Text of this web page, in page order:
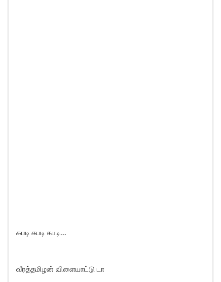
கபடி கபடி கபடி…
வீரத்தமிழன் விளையாட்டு டா